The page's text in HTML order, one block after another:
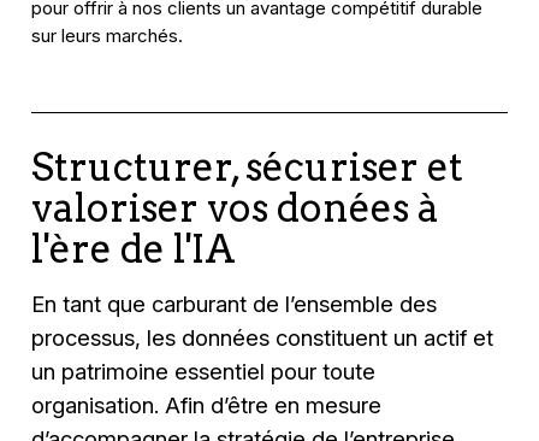
pour offrir à nos clients un avantage compétitif durable
sur leurs marchés.
Structurer, sécuriser et
valoriser vos donées à
l'ère de l'IA
En tant que carburant de l’ensemble des
processus, les données constituent un actif et
un patrimoine essentiel pour toute
organisation. Afin d’être en mesure